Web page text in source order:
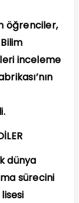
öğrenciler,
inceleme
dünya
sürecini